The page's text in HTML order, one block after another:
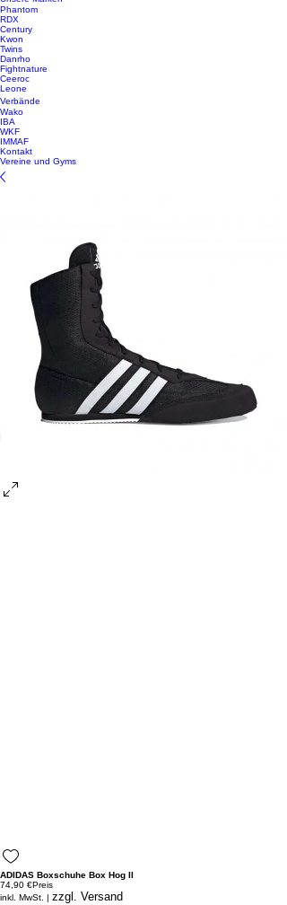
Phantom
RDX
Century
Kwon
Twins
Danrho
Fightnature
Ceeroc
Leone
Verbände
Wako
IBA
WKF
IMMAF
Kontakt
Vereine und Gyms
ADIDAS Boxschuhe Box Hog II
74,90 €Preis
inkl. MwSt. | zzgl. Versand